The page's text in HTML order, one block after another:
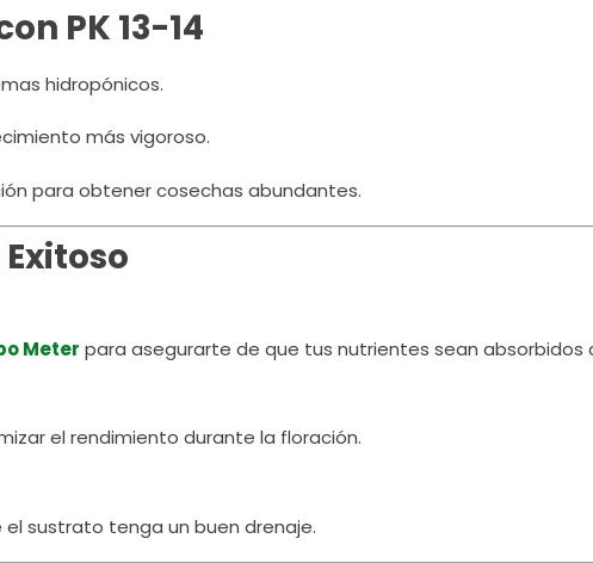
PK 13-14
hidropónicos.
más vigoroso.
para obtener cosechas abundantes.
Meter para asegurarte de que tus nutrientes sean
el rendimiento durante la floración.
sustrato tenga un buen drenaje.